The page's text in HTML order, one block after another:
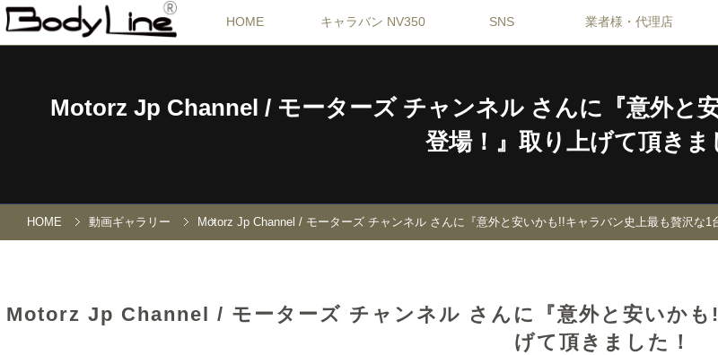
HOME キャラバン NV350 SNS 業者様・代理店
Motorz Jp Channel / モーターズ チャンネル さんに『意外と
登場！』取り上げて頂きま
HOME 動画ギャラリー Motorz Jp Channel / モーターズ チャンネル さんに『意外と安いかも!!キャラバン史上最も贅沢な1
Motorz Jp Channel / モーターズ チャンネル さんに『意外と安いかも
げて頂きました！